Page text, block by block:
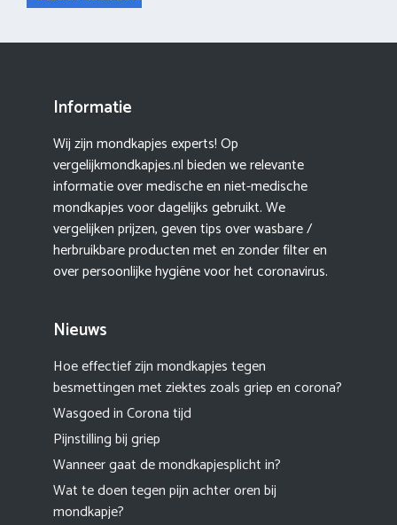
Informatie
Wij zijn mondkapjes experts! Op
vergelijkmondkapjes.nl bieden we relevante
informatie over medische en niet-medische
mondkapjes voor dagelijks gebruikt. We
vergelijken prijzen, geven tips over wasbare /
herbruikbare producten met en zonder filter en
over persoonlijke hygiëne voor het coronavirus.
Nieuws
Hoe effectief zijn mondkapjes tegen
besmettingen met ziektes zoals griep en corona?
Wasgoed in Corona tijd
Pijnstilling bij griep
Wanneer gaat de mondkapjesplicht in?
Wat te doen tegen pijn achter oren bij
mondkapje?